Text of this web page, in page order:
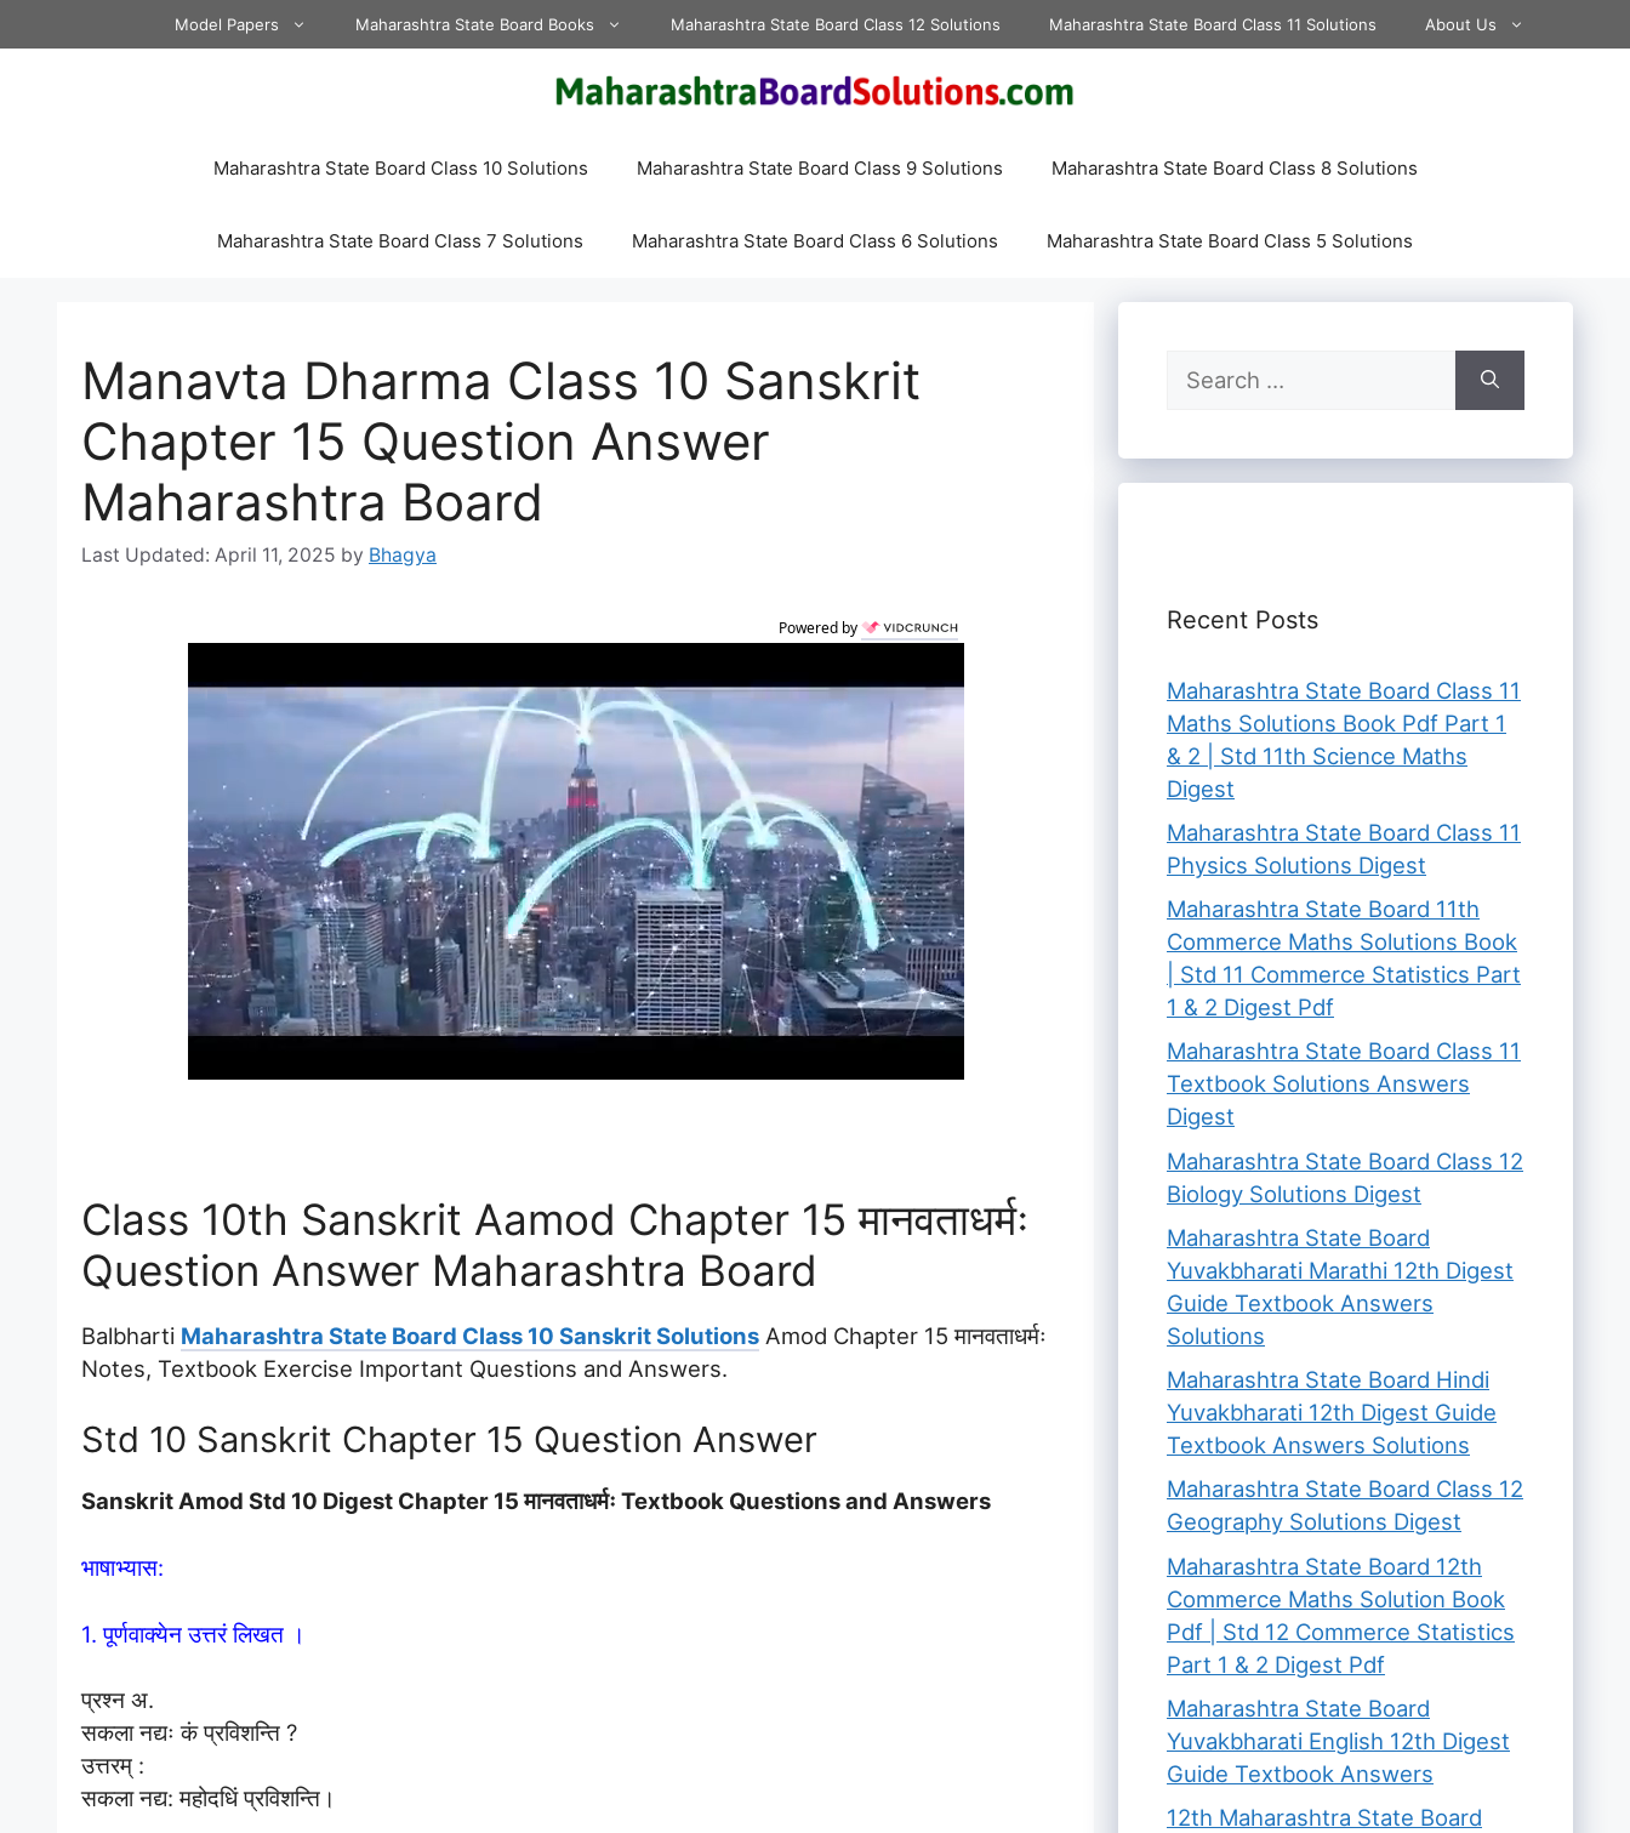
to
Model Papers Maharashtra State Board Books Maharashtra State Board Class 12 Solutions Maharashtra State Board Class 11 Solutions About Us
Maharashtra State Board Class 10 Solutions Maharashtra State Board Class 9 Solutions Maharashtra State Board Class 8 Solutions
Maharashtra State Board Class 7 Solutions Maharashtra State Board Class 6 Solutions Maharashtra State Board Class 5 Solutions
Manavta Dharma Class 10 Sanskrit
Chapter 15 Question Answer
Maharashtra Board
April 11, 2025 by Bhagya
Powered by
Class 10th Sanskrit Aamod Chapter 15 मानवताधर्मः
Question Answer Maharashtra Board
Balbharti Maharashtra State Board Class 10 Sanskrit Solutions Amod Chapter 15 मानवताधर्मः
Notes, Textbook Exercise Important Questions and Answers.
Std 10 Sanskrit Chapter 15 Question Answer
Sanskrit Amod Std 10 Digest Chapter 15 मानवताधर्मः Textbook Questions and Answers
भाषाभ्यास:
1. पूर्णवाक्येन उत्तरं लिखत ।
प्रश्न अ.
सकला नद्यः कं प्रविशन्ति ?
उत्तरम् :
सकला नद्य: महोदधिं प्रविशन्ति।
Search
for:
Recent Posts
Maharashtra State Board Class 11
Maths Solutions Book Pdf Part 1
& 2 | Std 11th Science Maths
Digest
Maharashtra State Board Class 11
Physics Solutions Digest
Maharashtra State Board 11th
Commerce Maths Solutions Book
| Std 11 Commerce Statistics Part
1 & 2 Digest Pdf
Maharashtra State Board Class 11
Textbook Solutions Answers
Digest
Maharashtra State Board Class 12
Biology Solutions Digest
Maharashtra State Board
Yuvakbharati Marathi 12th Digest
Guide Textbook Answers
Solutions
Maharashtra State Board Hindi
Yuvakbharati 12th Digest Guide
Textbook Answers Solutions
Maharashtra State Board Class 12
Geography Solutions Digest
Maharashtra State Board 12th
Commerce Maths Solution Book
Pdf | Std 12 Commerce Statistics
Part 1 & 2 Digest Pdf
Maharashtra State Board
Yuvakbharati English 12th Digest
Guide Textbook Answers
12th Maharashtra State Board